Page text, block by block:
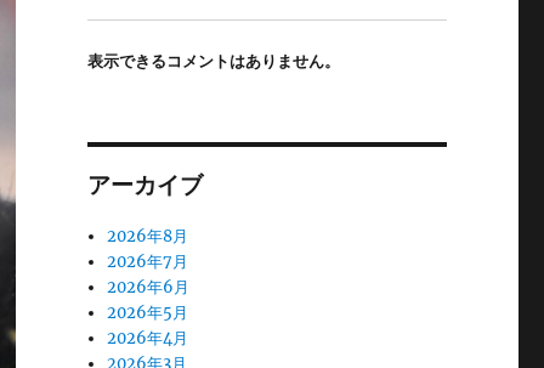
表示できるコメントはありません。
アーカイブ
2026年8月
2026年7月
2026年6月
2026年5月
2026年4月
2026年3月